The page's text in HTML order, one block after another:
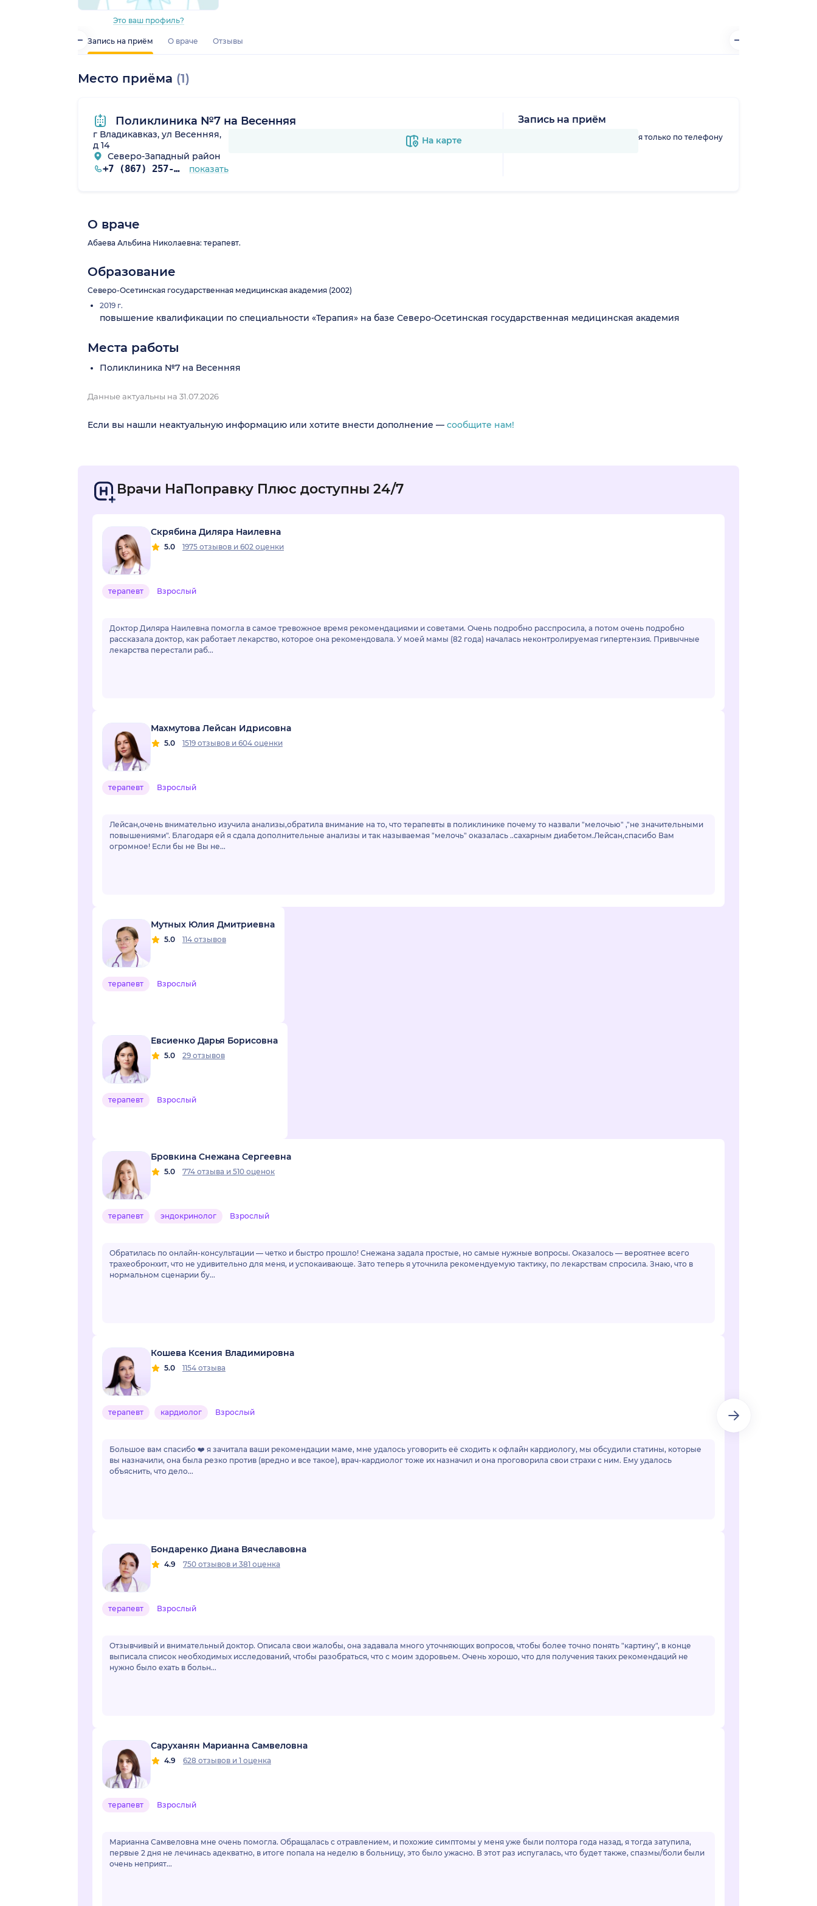
Это ваш профиль?
Запись на приём О враче Отзывы
Место приёма (1)
Поликлиника №7 на Весенняя
г Владикавказ, ул Весенняя,
д 14
Северо-Западный район
+7 (867) 257-14-98 показать
На карте
Запись на приём
В клинику можно записаться только по телефону
О враче
Абаева Альбина Николаевна: терапевт.
Образование
Северо-Осетинская государственная медицинская академия (2002)
2019 г.
повышение квалификации по специальности «Терапия» на базе Северо-Осетинская государственная медицинская академия
Места работы
Поликлиника №7 на Весенняя
Данные актуальны на 31.07.2026
Если вы нашли неактуальную информацию или хотите внести дополнение — сообщите нам!
Врачи НаПоправку Плюс доступны 24/7
Скрябина Диляра Наилевна
5.0 1975 отзывов и 602 оценки
терапевт Взрослый
Доктор Диляра Наилевна помогла в самое тревожное время рекомендациями и советами. Очень подробно расспросила, а потом очень подробно
рассказала доктор, как работает лекарство, которое она рекомендовала. У моей мамы (82 года) началась неконтролируемая гипертензия. Привычные
лекарства перестали раб...
Махмутова Лейсан Идрисовна
5.0 1519 отзывов и 604 оценки
терапевт Взрослый
Лейсан,очень внимательно изучила анализы,обратила внимание на то, что терапевты в поликлинике почему то назвали "мелочью" ,"не значительными
повышениями". Благодаря ей я сдала дополнительные анализы и так называемая "мелочь" оказалась ..сахарным диабетом.Лейсан,спасибо Вам
огромное! Если бы не Вы не...
Мутных Юлия Дмитриевна
5.0 114 отзывов
терапевт Взрослый
Евсиенко Дарья Борисовна
5.0 29 отзывов
терапевт Взрослый
Бровкина Снежана Сергеевна
5.0 774 отзыва и 510 оценок
терапевт эндокринолог Взрослый
Обратилась по онлайн-консультации — четко и быстро прошло! Снежана задала простые, но самые нужные вопросы. Оказалось — вероятнее всего
трахеобронхит, что не удивительно для меня, и успокаивающе. Зато теперь я уточнила рекомендуемую тактику, по лекарствам спросила. Знаю, что в
нормальном сценарии бу...
Кошева Ксения Владимировна
5.0 1154 отзыва
терапевт кардиолог Взрослый
Большое вам спасибо ❤️ я зачитала ваши рекомендации маме, мне удалось уговорить её сходить к офлайн кардиологу, мы обсудили статины, которые
вы назначили, она была резко против (вредно и все такое), врач-кардиолог тоже их назначил и она проговорила свои страхи с ним. Ему удалось
объяснить, что дело...
Бондаренко Диана Вячеславовна
4.9 750 отзывов и 381 оценка
терапевт Взрослый
Отзывчивый и внимательный доктор. Описала свои жалобы, она задавала много уточняющих вопросов, чтобы более точно понять "картину", в конце
выписала список необходимых исследований, чтобы разобраться, что с моим здоровьем. Очень хорошо, что для получения таких рекомендаций не
нужно было ехать в больн...
Саруханян Марианна Самвеловна
4.9 628 отзывов и 1 оценка
терапевт Взрослый
Марианна Самвеловна мне очень помогла. Обращалась с отравлением, и похожие симптомы у меня уже были полтора года назад, я тогда затупила,
первые 2 дня не лечинась адекватно, в итоге попала на неделю в больницу, это было ужасно. В этот раз испугалась, что будет также, спазмы/боли были
очень неприят...